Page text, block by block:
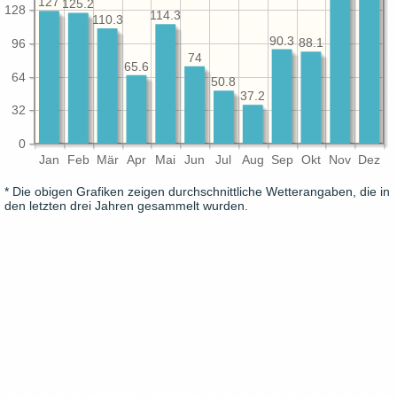
Jan Feb Mär Apr Mai Jun Jul Aug Sep Okt Nov Dez
0
32
64
96
128
88.1
90.3
37.2
50.8
74
114.3
65.6
110.3
125.2
* Die obigen Grafiken zeigen durchschnittliche Wetterangaben, die in
den letzten drei Jahren gesammelt wurden.